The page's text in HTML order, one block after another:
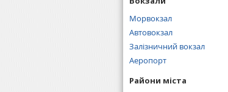
Морвокзал
Автовокзал
Залізничний вокзал
Аеропорт
Райони міста